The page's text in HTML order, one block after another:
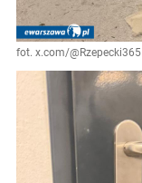
fot. x.com/@Rzepecki365